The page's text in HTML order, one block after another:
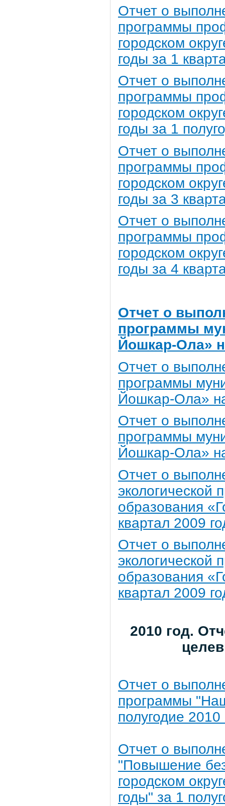
Отчет о
программы
городском
годы за 1
Отчет о
программы
городском
годы за 1
Отчет о
программы
городском
годы за 3
Отчет о
программы
городском
годы за 4
Отчет о
программы
Йошкар-Ола»
Отчет о
программы
Йошкар-Ола»
Отчет о
программы
Йошкар-Ола»
Отчет о
экологической
образования
квартал 2009
Отчет о
экологической
образования
квартал 2009
2010 год.
Отчет о
программы
полугодие 2010
Отчет о
"Повышение
городском
годы" за 1